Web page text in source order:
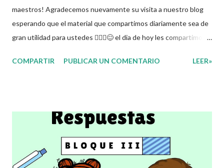
maestros! Agradecemos nuevamente su visita a nuestro blog
esperando que el material que compartimos diariamente sea de
gran utilidad para ustedes 🙋🏽‍♂️😊 el dia de hoy les compartimos
proceso muy importante para los docentes ya que es el
donde se pretende incorporar todos los conocimientos que se
quieren mirar, para de esta forma asentar el conocimiento entre
sus alumnos. Agradecemos a los creadores de estos increibles
archivos ya que gracias a su dedicacion y trabajo podemos gozar
COMPARTIR PUBLICAR UN COMENTARIO LEER»